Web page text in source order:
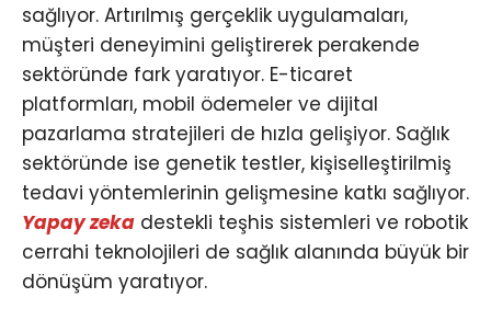
sağlıyor. Artırılmış gerçeklik uygulamaları,
müşteri deneyimini geliştirerek perakende
sektöründe fark yaratıyor. E-ticaret
platformları, mobil ödemeler ve dijital
pazarlama stratejileri de hızla gelişiyor. Sağlık
sektöründe ise genetik testler, kişiselleştirilmiş
tedavi yöntemlerinin gelişmesine katkı sağlıyor.
Yapay zeka destekli teşhis sistemleri ve robotik
cerrahi teknolojileri de sağlık alanında büyük bir
dönüşüm yaratıyor.